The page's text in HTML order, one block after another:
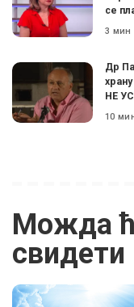
се
3 мин
Др
НЕ
10
Можда
свидети